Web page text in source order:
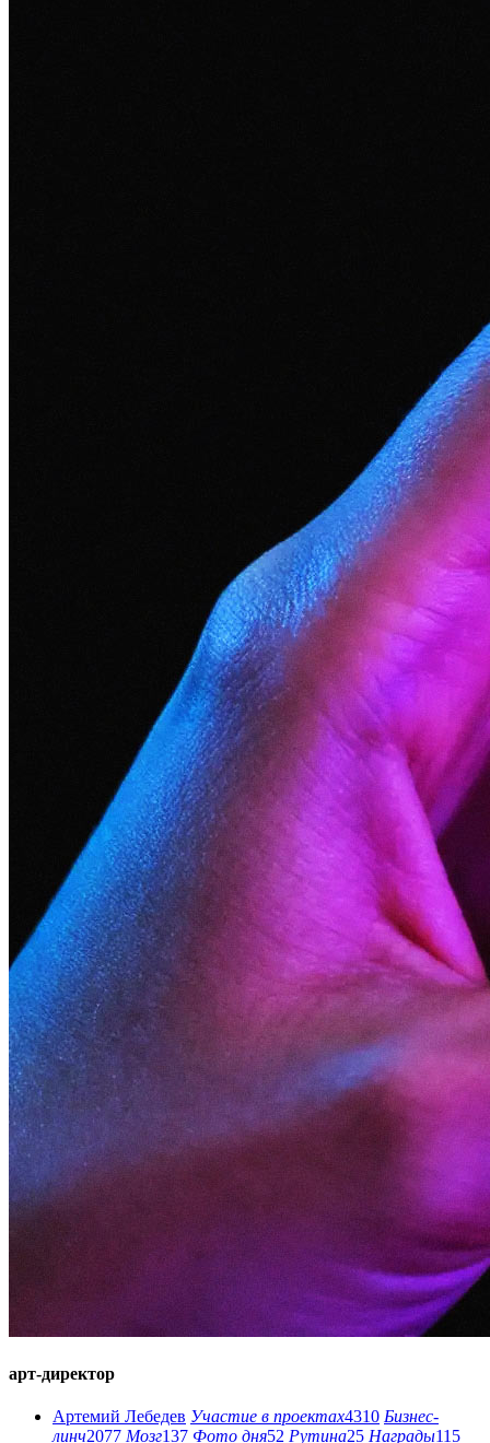
арт-директор
Артемий Лебедев Участие в проектах4310 Бизнес-
линч2077 Мозг137 Фото дня52 Рутина25 Награды115